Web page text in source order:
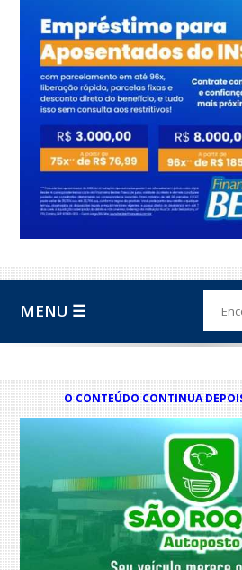
MENU ☰
O CONTEÚDO CONTINUA